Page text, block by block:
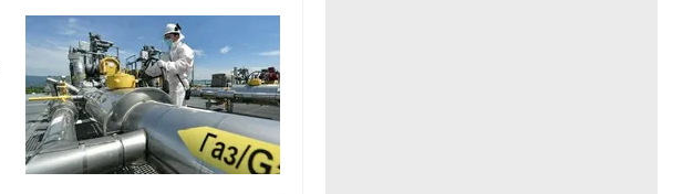
Photo
Infographic
Góc ảnh
Công nghệ